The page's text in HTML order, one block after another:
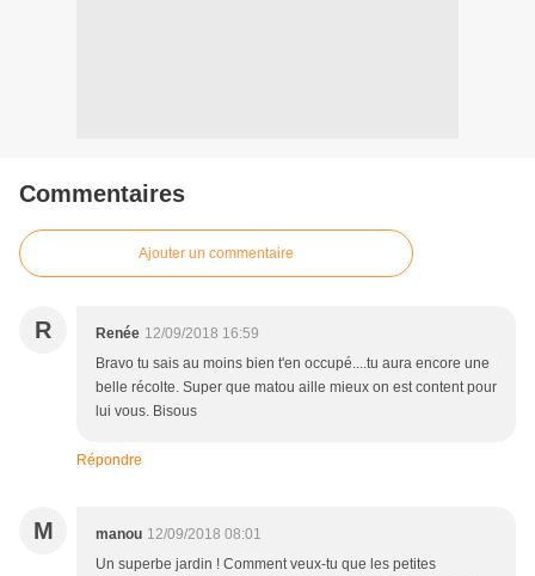
Commentaires
Ajouter un commentaire
R Renée 12/09/2018 16:59
Bravo tu sais au moins bien t'en occupé....tu aura encore une
belle récolte. Super que matou aille mieux on est content pour
lui vous. Bisous
Répondre
M manou 12/09/2018 08:01
Un superbe jardin ! Comment veux-tu que les petites